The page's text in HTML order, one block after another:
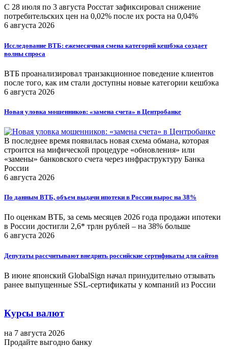
С 28 июля по 3 августа Росстат зафиксировал снижение
потребительских цен на 0,02% после их роста на 0,04%
6 августа 2026
Исследование ВТБ: ежемесячная смена категорий кешбэка создает
волны спроса
ВТБ проанализировал транзакционное поведение клиентов
после того, как им стали доступны новые категории кешбэка
6 августа 2026
Новая уловка мошенников: «замена счета» в Центробанке
В последнее время появилась новая схема обмана, которая
строится на мифической процедуре «обновления» или
«замены» банковского счета через инфраструктуру Банка
России
6 августа 2026
По данным ВТБ, объем выдачи ипотеки в России вырос на 38%
По оценкам ВТБ, за семь месяцев 2026 года продажи ипотеки
в России достигли 2,6* трлн рублей – на 38% больше
6 августа 2026
Депутаты рассчитывают внедрить российские сертификаты для сайтов
В июне японский GlobalSign начал принудительно отзывать
ранее выпущенные SSL-сертификаты у компаний из России
Курсы валют
на 7 августа 2026
Продайте выгодно банку